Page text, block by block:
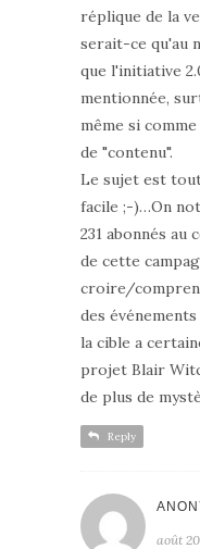
réplique de la
serait-ce qu'au
que l'initiative
mentionnée,
même si
de "contenu".
Le sujet est
facile ;-)…On
231 abonnés
de cette
croire/
des
la cible a
projet Blair
de plus de
Reply
août